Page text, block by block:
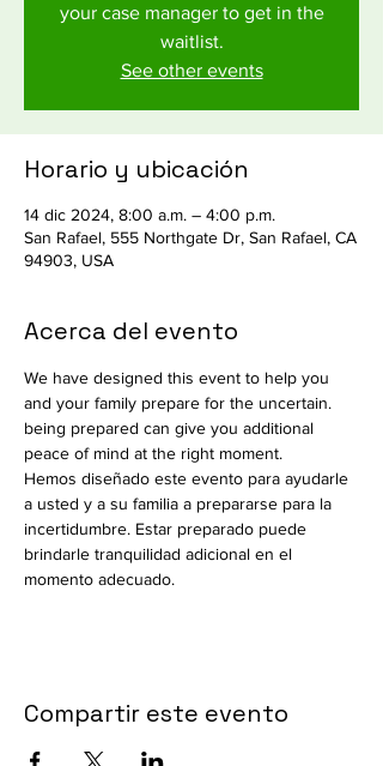
your case manager to get in the
waitlist.
See other events
Horario y ubicación
14 dic 2024, 8:00 a.m. – 4:00 p.m.
San Rafael, 555 Northgate Dr, San Rafael, CA
94903, USA
Acerca del evento
We have designed this event to help you
and your family prepare for the uncertain.
being prepared can give you additional
peace of mind at the right moment.
Hemos diseñado este evento para ayudarle
a usted y a su familia a prepararse para la
incertidumbre. Estar preparado puede
brindarle tranquilidad adicional en el
momento adecuado.
Compartir este evento